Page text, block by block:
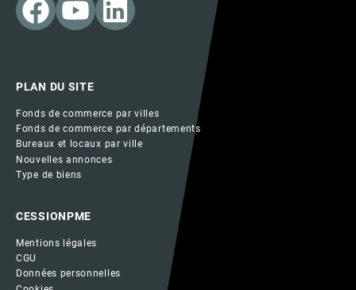
PLAN DU SITE
Fonds de commerce par villes
Fonds de commerce par départements
Bureaux et locaux par ville
Nouvelles annonces
Type de biens
CESSIONPME
Mentions légales
CGU
Données personnelles